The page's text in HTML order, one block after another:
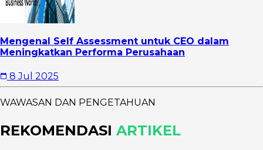
Mengenal Self Assessment untuk CEO dalam
Meningkatkan Performa Perusahaan
8 Jul 2025
WAWASAN DAN PENGETAHUAN
REKOMENDASI ARTIKEL